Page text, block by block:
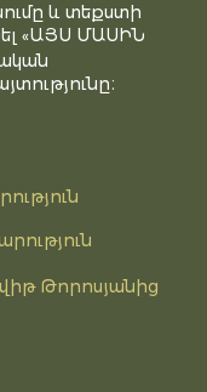
և տեքստի
«ԱՅՍ ՄԱՍԻՆ
Թորոսյանից